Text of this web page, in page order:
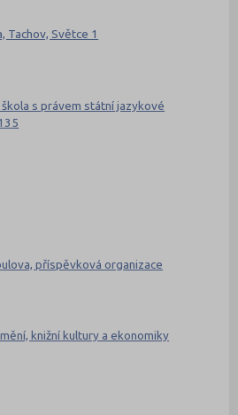
Tachov, Světce 1
s právem státní jazykové
příspěvková organizace
knižní kultury a ekonomiky